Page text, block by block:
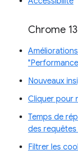
Chrome
Nouveaux
Cliquer pour
Temps de
des requêtes
Filtrer les